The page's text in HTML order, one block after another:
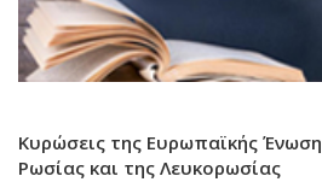
Κυρώσεις της Ευρωπαϊκής
Ρωσίας και της Λευκορωσίας